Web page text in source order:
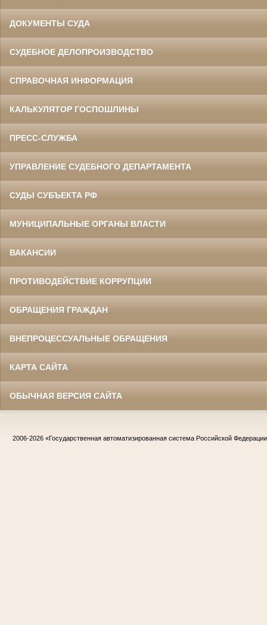
ДОКУМЕНТЫ СУДА
СУДЕБНОЕ ДЕЛОПРОИЗВОДСТВО
СПРАВОЧНАЯ ИНФОРМАЦИЯ
КАЛЬКУЛЯТОР ГОСПОШЛИНЫ
ПРЕСС-СЛУЖБА
УПРАВЛЕНИЕ СУДЕБНОГО ДЕПАРТАМЕНТА
СУДЫ СУБЪЕКТА РФ
МУНИЦИПАЛЬНЫЕ ОРГАНЫ ВЛАСТИ
ВАКАНСИИ
ПРОТИВОДЕЙСТВИЕ КОРРУПЦИИ
ОБРАЩЕНИЯ ГРАЖДАН
ВНЕПРОЦЕССУАЛЬНЫЕ ОБРАЩЕНИЯ
КАРТА САЙТА
ОБЫЧНАЯ ВЕРСИЯ САЙТА
2006-2026 «Государственная автоматизированная система Российской